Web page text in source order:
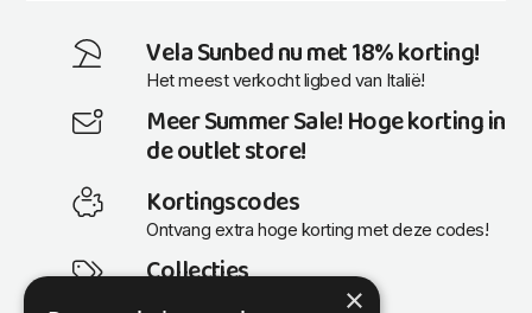
Vela Sunbed nu met 18% korting!
Het meest verkocht ligbed van Italië!
Meer Summer Sale! Hoge korting in
de outlet store!
Kortingscodes
Ontvang extra hoge korting met deze codes!
Collecties
Actuele en populaire collecties
×